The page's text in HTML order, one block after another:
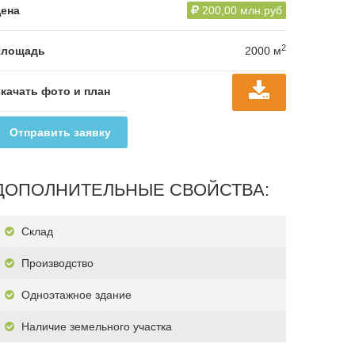
200,00 млн.руб
2000 м2
фото и план
Отправить заявку
СВОЙСТВА:
Склад
Производство
Одноэтажное здание
Наличие земельного участка